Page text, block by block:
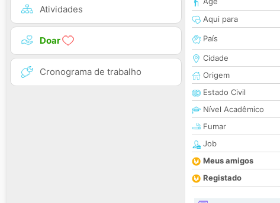
Atividades
Doar
Cronograma de trabalho
Aqui para
País
Cidade
Origem
Estado Civil
Nível Acadêmico
Fumar
Job
Meus amigos
Registado